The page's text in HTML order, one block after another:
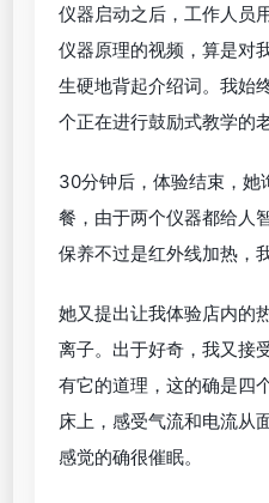
仪器启动之后，工作人员
仪器原理的视频，算是对
生硬地背起介绍词。我始
个正在进行鼓励式教学的老
30分钟后，体验结束，她
餐，由于两个仪器都给
保养不过是红外线加热，
她又提出让我体验店内的
离子。出于好奇，我又接
有它的道理，这的确是四
床上，感受气流和电流从
感觉的确很催眠。